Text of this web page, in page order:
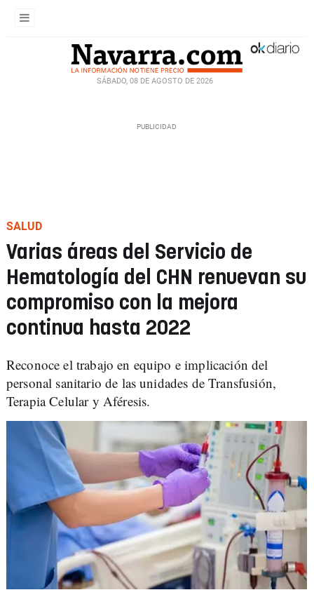
SÁBADO, 08 DE AGOSTO DE 2026
SALUD
Varias áreas del Servicio de
Hematología del CHN renuevan su
compromiso con la mejora
continua hasta 2022
Reconoce el trabajo en equipo e implicación del
personal sanitario de las unidades de Transfusión,
Terapia Celular y Aféresis.